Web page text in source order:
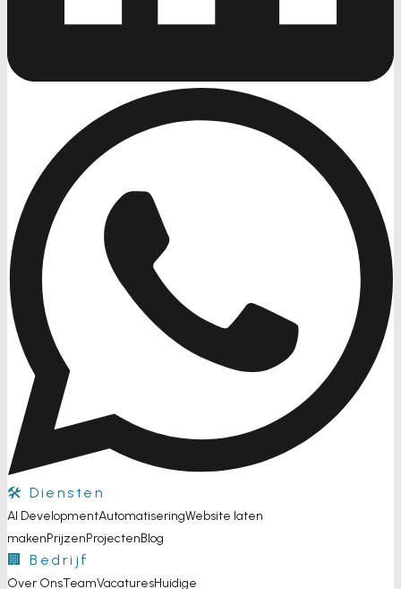
🛠️ Diensten
AI DevelopmentAutomatiseringWebsite laten
makenPrijzenProjectenBlog
🏢 Bedrijf
Over OnsTeamVacaturesHuidige